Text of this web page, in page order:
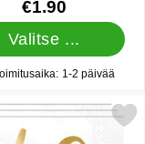
91294
€1.90
Valitse ...
Varastossa
1-2 päivää
40th Birthday